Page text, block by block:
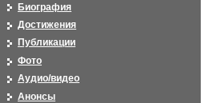
Биография
Достижения
Публикации
Фото
Аудио/видео
Анонсы